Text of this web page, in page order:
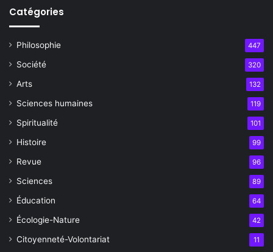
Catégories
Philosophie 447
Société 320
Arts 132
Sciences humaines 119
Spiritualité 101
Histoire 99
Revue 96
Sciences 89
Éducation 64
Écologie-Nature 42
Citoyenneté-Volontariat 11